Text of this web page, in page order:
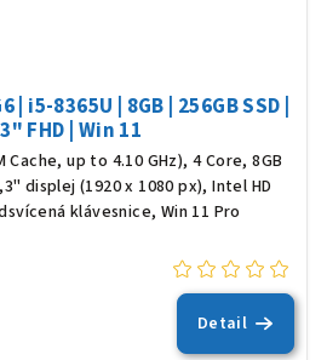
i5-8365U | 8GB | 256GB SSD |
FHD | Win 11
Cache, up to 4.10 GHz), 4 Core, 8GB
displej (1920 x 1080 px), Intel HD
klávesnice, Win 11 Pro
Detail